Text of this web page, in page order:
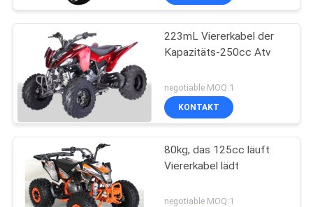
223mL Viererkabel der
Kapazitäts-250cc Atv
negotiable MOQ:1
KONTAKT
80kg, das 125cc läuft
Viererkabel lädt
negotiable MOQ:1